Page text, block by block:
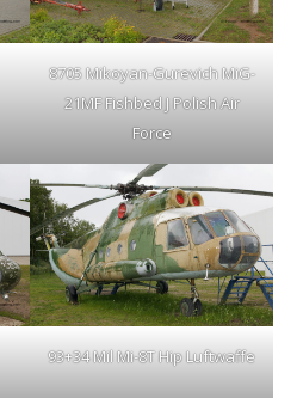
8705 Mikoyan-Gurevich MiG-
21MF Fishbed J Polish Air
Force
93+34 Mil Mi-8T Hip Luftwaffe